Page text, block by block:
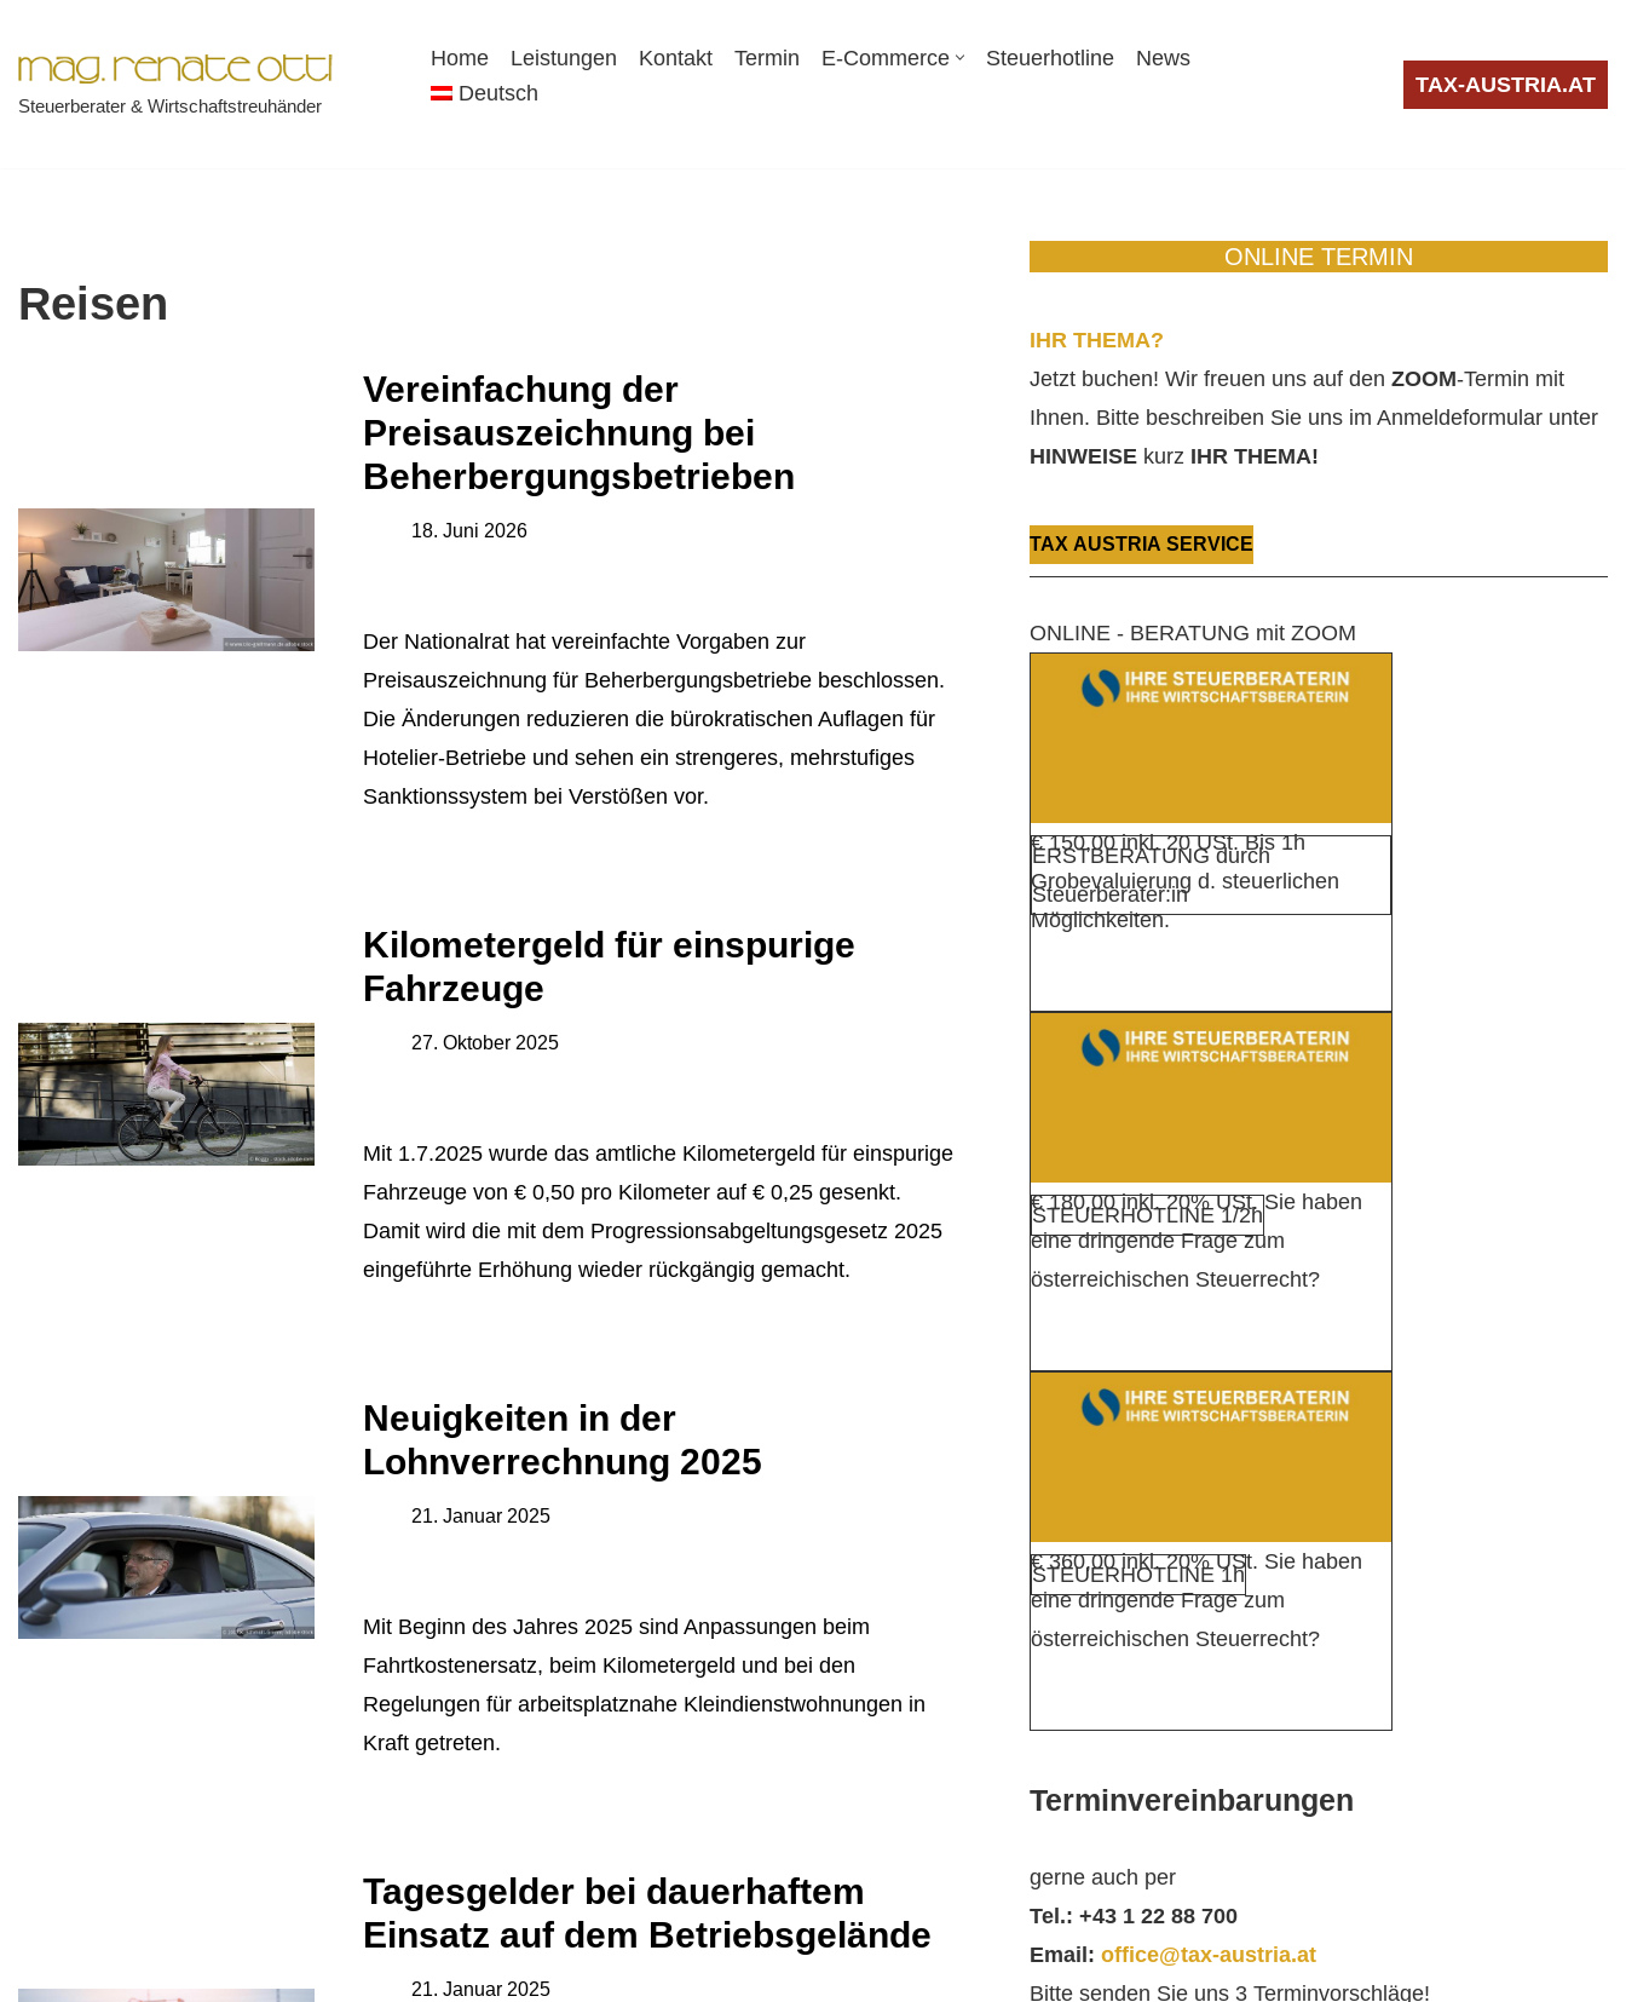
Zum
Inhalt
Steuerberater & Wirtschaftstreuhänder
Home Leistungen Kontakt Termin E-Commerce Steuerhotline
News
Deutsch
TAX-AUSTRIA.AT
Reisen
Vereinfachung der
Preisauszeichnung bei
Beherbergungsbetrieben
18. Juni 2026
Der Nationalrat hat vereinfachte Vorgaben zur
Preisauszeichnung für Beherbergungsbetriebe beschlossen.
Die Änderungen reduzieren die bürokratischen Auflagen für
Hotelier-Betriebe und sehen ein strengeres, mehrstufiges
Sanktionssystem bei Verstößen vor.
Kilometergeld für einspurige
Fahrzeuge
27. Oktober 2025
Mit 1.7.2025 wurde das amtliche Kilometergeld für einspurige
Fahrzeuge von € 0,50 pro Kilometer auf € 0,25 gesenkt.
Damit wird die mit dem Progressionsabgeltungsgesetz 2025
eingeführte Erhöhung wieder rückgängig gemacht.
Neuigkeiten in der
Lohnverrechnung 2025
21. Januar 2025
Mit Beginn des Jahres 2025 sind Anpassungen beim
Fahrtkostenersatz, beim Kilometergeld und bei den
Regelungen für arbeitsplatznahe Kleindienstwohnungen in
Kraft getreten.
Tagesgelder bei dauerhaftem
Einsatz auf dem Betriebsgelände
21. Januar 2025
ONLINE TERMIN
IHR THEMA?
Jetzt buchen! Wir freuen uns auf denZOOM-Termin mit
Ihnen. Bitte beschreiben Sie uns im Anmeldeformular unter
HINWEISE kurz IHR THEMA!
TAX AUSTRIA SERVICE
ONLINE - BERATUNG mit ZOOM
ERSTBERATUNG durch
Steuerberater:in
€ 150,00 inkl. 20 USt. Bis 1h
Grobevaluierung d. steuerlichen
Möglichkeiten.
STEUERHOTLINE 1/2h
€ 180,00 inkl. 20% USt. Sie haben
eine dringende Frage zum
österreichischen Steuerrecht?
STEUERHOTLINE 1h
€ 360,00 inkl. 20% USt. Sie haben
eine dringende Frage zum
österreichischen Steuerrecht?
Terminvereinbarungen
gerne auch per
Tel.: +43 1 22 88 700
Email:office@tax-austria.at
Bitte senden Sie uns 3 Terminvorschläge!